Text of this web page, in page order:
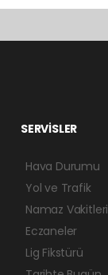
SERVİSLER
Hava Durumu
Yol ve Trafik
Namaz Vakitleri
Eczaneler
Lig Fikstürü